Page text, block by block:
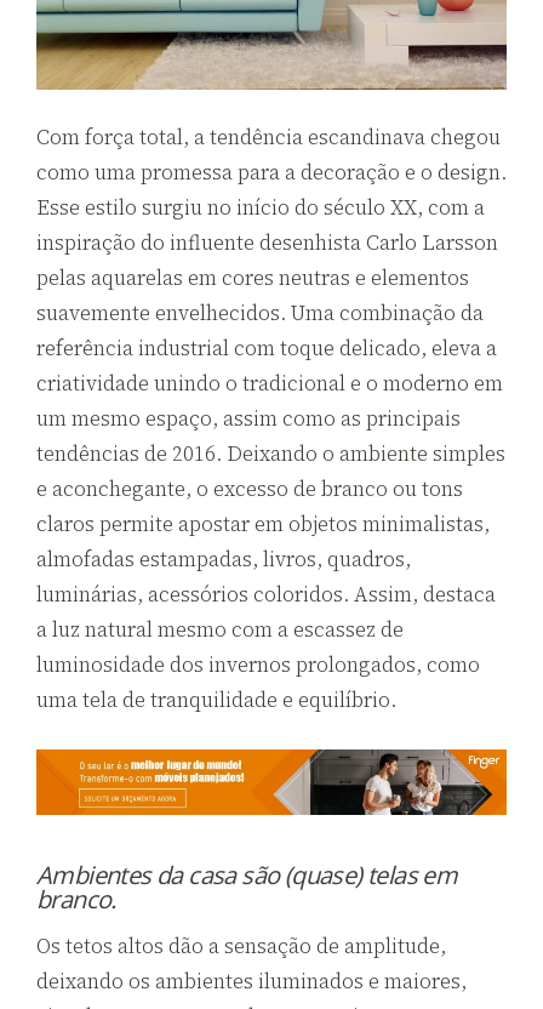
Com força total, a tendência escandinava chegou
como uma promessa para a decoração e o design.
Esse estilo surgiu no início do século XX, com a
inspiração do influente desenhista Carlo Larsson
pelas aquarelas em cores neutras e elementos
suavemente envelhecidos. Uma combinação da
referência industrial com toque delicado, eleva a
criatividade unindo o tradicional e o moderno em
um mesmo espaço, assim como as principais
tendências de 2016. Deixando o ambiente simples
e aconchegante, o excesso de branco ou tons
claros permite apostar em objetos minimalistas,
almofadas estampadas, livros, quadros,
luminárias, acessórios coloridos. Assim, destaca
a luz natural mesmo com a escassez de
luminosidade dos invernos prolongados, como
uma tela de tranquilidade e equilíbrio.
Ambientes da casa são(quase) telas em
branco.
Os tetos altos dão a sensação de amplitude,
deixando os ambientes iluminados e maiores,